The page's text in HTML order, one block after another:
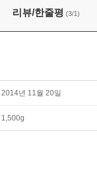
리뷰/한줄평 (3/1)
2014년 11월 20일
1,500g